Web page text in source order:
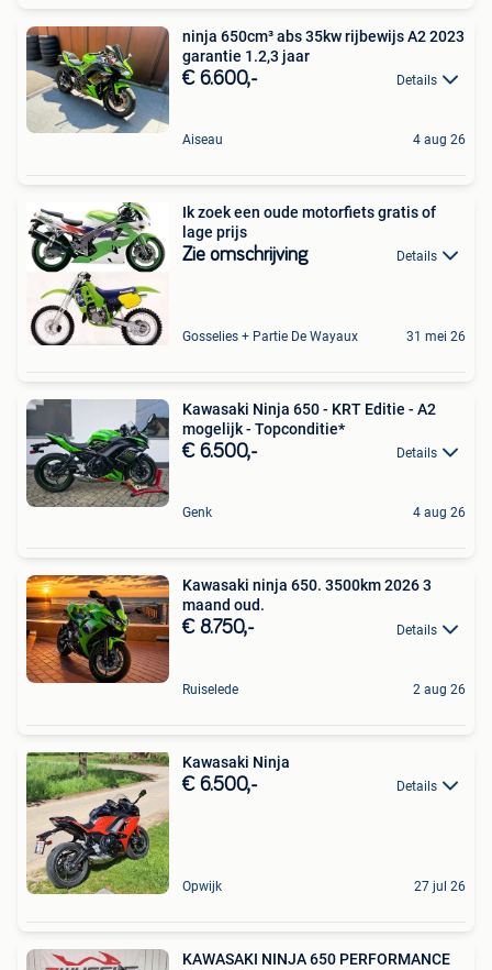
ninja 650cm³ abs 35kw rijbewijs A2 2023
garantie 1.2,3 jaar
€ 6.600,- Details
Aiseau 4 aug 26
Ik zoek een oude motorfiets gratis of
lage prijs
Zie omschrijving Details
Gosselies + Partie De Wayaux 31 mei 26
Kawasaki Ninja 650 - KRT Editie - A2
mogelijk - Topconditie*
€ 6.500,- Details
Genk 4 aug 26
Kawasaki ninja 650. 3500km 2026 3
maand oud.
€ 8.750,- Details
Ruiselede 2 aug 26
Kawasaki Ninja
€ 6.500,- Details
Opwijk 27 jul 26
KAWASAKI NINJA 650 PERFORMANCE